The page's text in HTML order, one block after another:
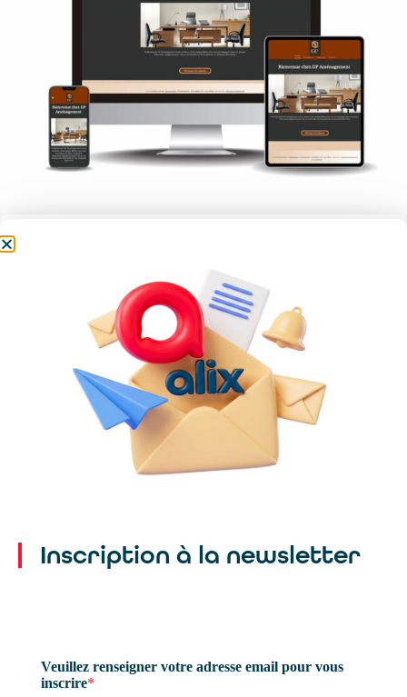
Aménagement
Site internet de GP Aménagement, Aménagement
toutes surfaces pour professionnels à Méral
Voir le site
Sites internet
Inscription à la newsletter